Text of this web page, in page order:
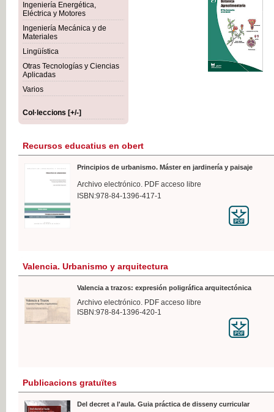
Ingeniería Energética,
Eléctrica y Motores
Ingeniería Mecánica y de
Materiales
Lingüística
Otras Tecnologías y Ciencias
Aplicadas
Varios
Col·leccions [+/-]
IVA
Recursos educatius en obert
Principios de urbanismo. Máster en jardinería y paisaje
Archivo electrónico. PDF acceso libre
ISBN:978-84-1396-417-1
Valencia. Urbanismo y arquitectura
Valencia a trazos: expresión poligráfica arquitectónica
Archivo electrónico. PDF acceso libre
ISBN:978-84-1396-420-1
Publicacions gratuïtes
Del decret a l'aula. Guia práctica de disseny curricular